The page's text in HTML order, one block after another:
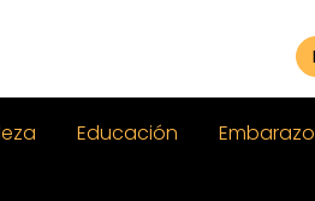
Educación Embarazo